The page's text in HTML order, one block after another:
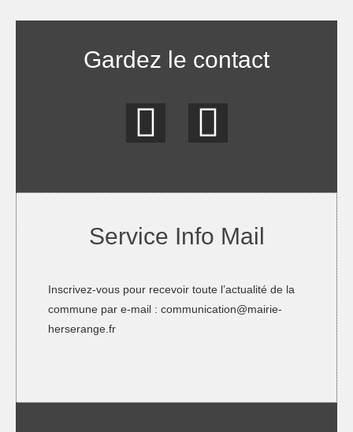
Gardez le contact
Service Info Mail
Inscrivez-vous pour recevoir toute l’actualité de la
commune par e-mail : communication@mairie-
herserange.fr